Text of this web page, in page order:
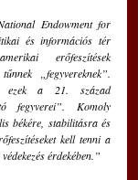
Endowment for
és információs tér
erőfeszítések
„fegyvereknek”.
ezek a 21. század
fegyverei”. Komoly
békére, stabilitásra és
kell tenni a
érdekében.”